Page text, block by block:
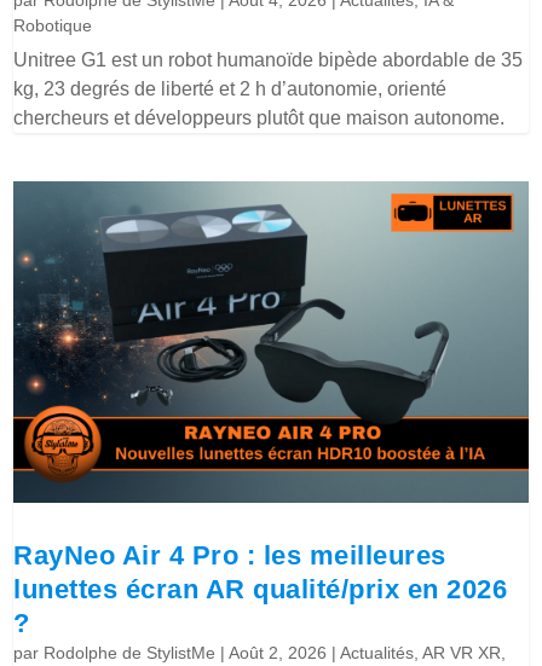
Robotique
Unitree G1 est un robot humanoïde bipède abordable de 35
kg, 23 degrés de liberté et 2 h d’autonomie, orienté
chercheurs et développeurs plutôt que maison autonome.
RayNeo Air 4 Pro : les meilleures
lunettes écran AR qualité/prix en 2026
?
par Rodolphe de StylistMe |Août 2, 2026 |Actualités ,AR VR XR